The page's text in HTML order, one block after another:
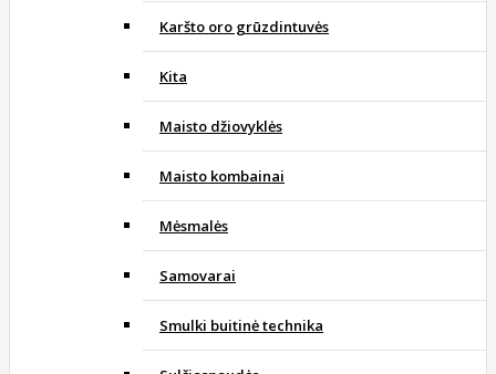
Karšto oro grūzdintuvės
Kita
Maisto džiovyklės
Maisto kombainai
Mėsmalės
Samovarai
Smulki buitinė technika